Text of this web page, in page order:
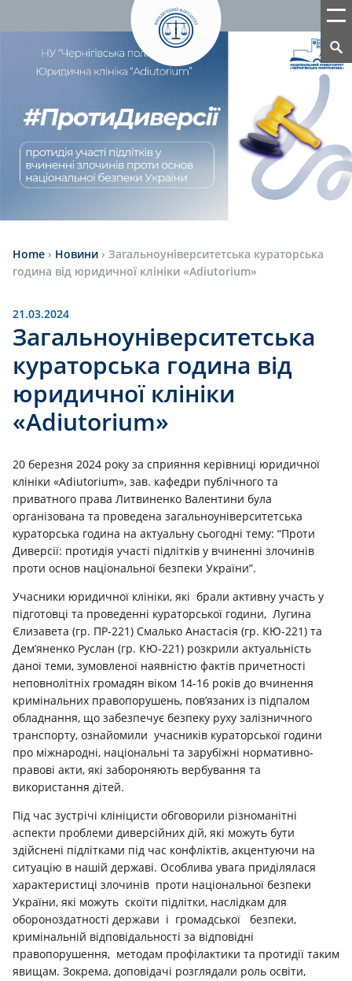
Home › Новини › Загальноуніверситетська кураторська
година від юридичної клініки «Adiutorium»
21.03.2024
Загальноуніверситетська
кураторська година від
юридичної клініки
«Adiutorium»
20 березня 2024 року за сприяння керівниці юридичної
клініки «Adiutorium», зав. кафедри публічного та
приватного права Литвиненко Валентини була
організована та проведена загальноуніверситетська
кураторська година на актуальну сьогодні тему: “Проти
Диверсії: протидія участі підлітків у вчиненні злочинів
проти основ національної безпеки України”.
Учасники юридичної клініки, які брали активну участь у
підготовці та проведенні кураторської години, Лугина
Єлизавета (гр. ПР-221) Смалько Анастасія (гр. КЮ-221) та
Дем’яненко Руслан (гр. КЮ-221) розкрили актуальність
даної теми, зумовленої наявністю фактів причетності
неповнолітніх громадян віком 14-16 років до вчинення
кримінальних правопорушень, пов’язаних із підпалом
обладнання, що забезпечує безпеку руху залізничного
транспорту, ознайомили учасників кураторської години
про міжнародні, національні та зарубіжні нормативно-
правові акти, які забороняють вербування та
використання дітей.
Під час зустрічі клініцисти обговорили різноманітні
аспекти проблеми диверсійних дій, які можуть бути
здійснені підлітками під час конфліктів, акцентуючи на
ситуацію в нашій державі. Особлива увага приділялася
характеристиці злочинів проти національної безпеки
України, які можуть скоїти підлітки, наслідкам для
обороноздатності держави і громадської безпеки,
кримінальній відповідальності за відповідні
правопорушення, методам профілактики та протидії таким
явищам. Зокрема, доповідачі розглядали роль освіти,